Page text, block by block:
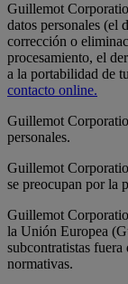
Guillemot
datos personales (el
corrección o
procesamiento, el
a la portabilidad de
contacto online.
Guillemot
personales.
Guillemot
se preocupan por la
Guillemot
la Unión Europea
subcontratistas
normativas.